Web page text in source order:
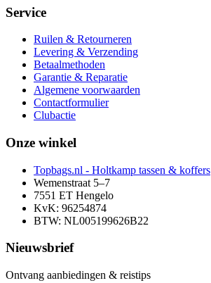
Service
Ruilen & Retourneren
Levering & Verzending
Betaalmethoden
Garantie & Reparatie
Algemene voorwaarden
Contactformulier
Clubactie
Onze winkel
Topbags.nl - Holtkamp tassen & koffers
Wemenstraat 5–7
7551 ET Hengelo
KvK: 96254874
BTW: NL005199626B22
Nieuwsbrief
Ontvang aanbiedingen & reistips